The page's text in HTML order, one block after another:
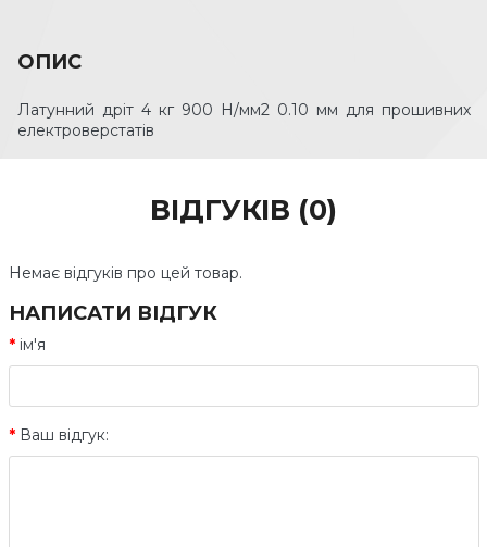
ОПИС
Латунний дріт 4 кг 900 Н/мм2 0.10 мм для прошивних
електроверстатів
ВІДГУКІВ (0)
Немає відгуків про цей товар.
НАПИСАТИ ВІДГУК
ім'я
Ваш відгук: